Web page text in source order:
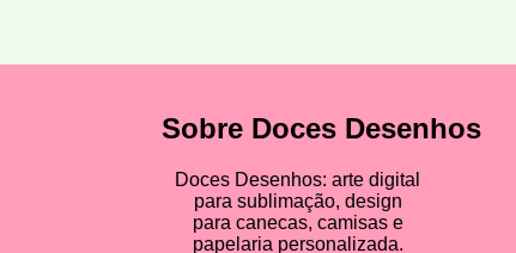
Sobre Doces Desenhos
Doces Desenhos: arte digital
para sublimação, design
para canecas, camisas e
papelaria personalizada.